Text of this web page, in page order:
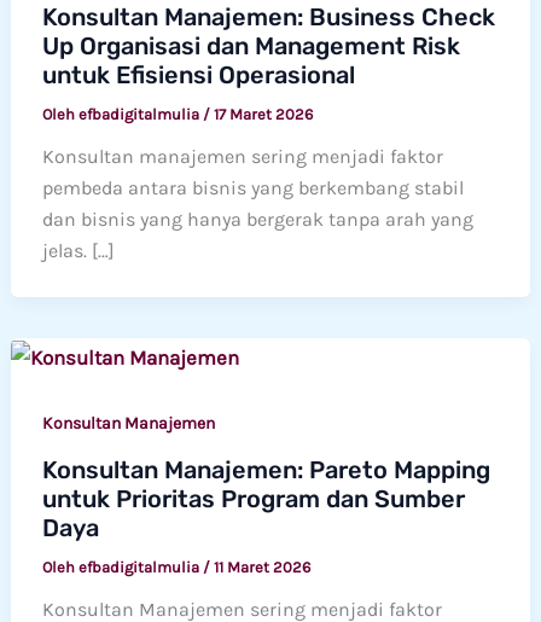
Konsultan Manajemen: Business Check
Up Organisasi dan Management Risk
untuk Efisiensi Operasional
Oleh efbadigitalmulia / 17 Maret 2026
Konsultan manajemen sering menjadi faktor
pembeda antara bisnis yang berkembang stabil
dan bisnis yang hanya bergerak tanpa arah yang
jelas. […]
Konsultan Manajemen
Konsultan Manajemen: Pareto Mapping
untuk Prioritas Program dan Sumber
Daya
Oleh efbadigitalmulia / 11 Maret 2026
Konsultan Manajemen sering menjadi faktor